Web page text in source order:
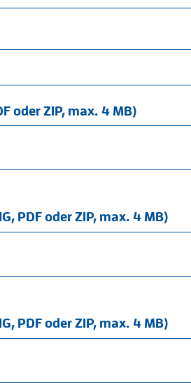
oder ZIP, max. 4 MB)
PDF oder ZIP, max. 4 MB)
PDF oder ZIP, max. 4 MB)